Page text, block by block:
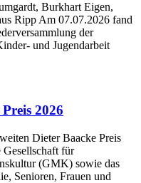
Burkhart Eigen,
Ripp Am 07.07.2026 fand
der
und Jugendarbeit
2026
Dieter Baacke Preis
für
(GMK) sowie das
Senioren, Frauen und